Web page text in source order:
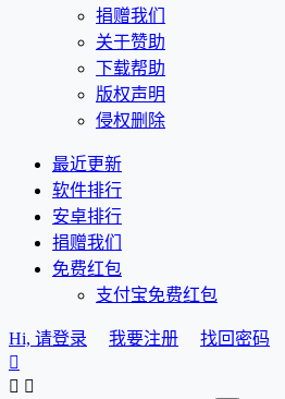
捐赠我们
关于赞助
下载帮助
版权声明
侵权删除
最近更新
软件排行
安卓排行
捐赠我们
免费红包
支付宝免费红包
Hi, 请登录 我要注册
找回密码

 